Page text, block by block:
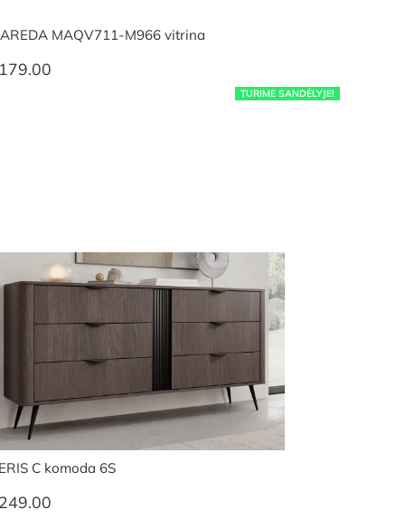
TURIME SANDĖLYJE!
MAQV711-M966 vitrina
C komoda 6S